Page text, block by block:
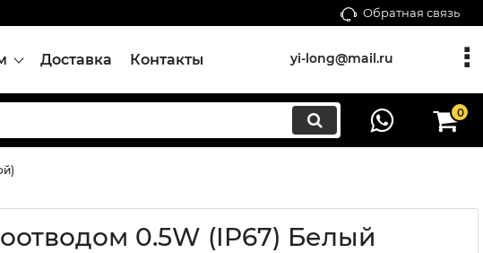
Обратная связь
Доставка Контакты yi-long@mail.ru
0
0.5W (IP67) Белый